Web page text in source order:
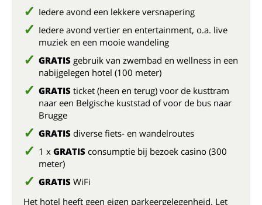
Iedere avond een lekkere versnapering
Iedere avond vertier en entertainment, o.a. live
muziek en een mooie wandeling
GRATIS gebruik van zwembad en wellness in een
nabijgelegen hotel (100 meter)
GRATIS ticket (heen en terug) voor de kusttram
naar een Belgische kuststad of voor de bus naar
Brugge
GRATIS diverse fiets- en wandelroutes
1 x GRATIS consumptie bij bezoek casino (300
meter)
GRATIS WiFi
Het hotel heeft geen eigen parkeergelegenheid. Let